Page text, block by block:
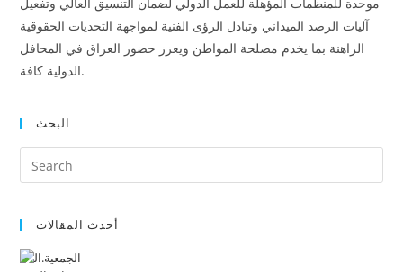
آليات الرصد الميداني وتبادل الرؤى الفنية لمواجهة التحديات الحقوقية
الراهنة بما يخدم مصلحة المواطن ويعزز حضور العراق في المحافل
الدولية كافة.
البحث
أحدث المقالات